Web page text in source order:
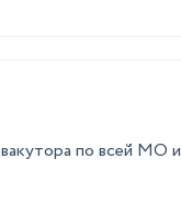
по всей МО и